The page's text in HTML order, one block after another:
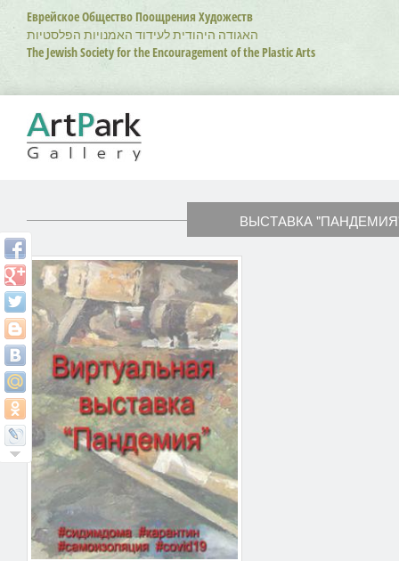
Перейти
основному
содержанию
Еврейское Общество Поощрения Художеств
האגודה היהודית לעידוד האמנויות הפלסטיות
The Jewish Society for the Encouragement of the Plastic Arts
ВЫСТАВКА